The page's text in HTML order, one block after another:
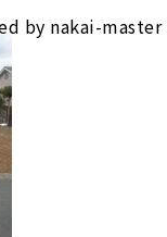
by nakai-master